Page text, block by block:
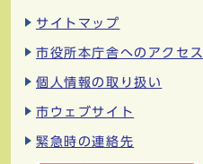
サイトマップ
市役所本庁舎へのアクセス
個人情報の取り扱い
市ウェブサイト
緊急時の連絡先